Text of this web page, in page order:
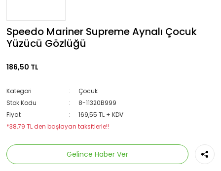
Speedo Mariner Supreme Aynalı Çocuk
Yüzücü Gözlüğü
186,50 TL
Kategori
Çocuk
Stok Kodu
8-11320B999
Fiyat
169,55 TL + KDV
*38,79 TL den başlayan taksitlerle!!
Gelince Haber Ver